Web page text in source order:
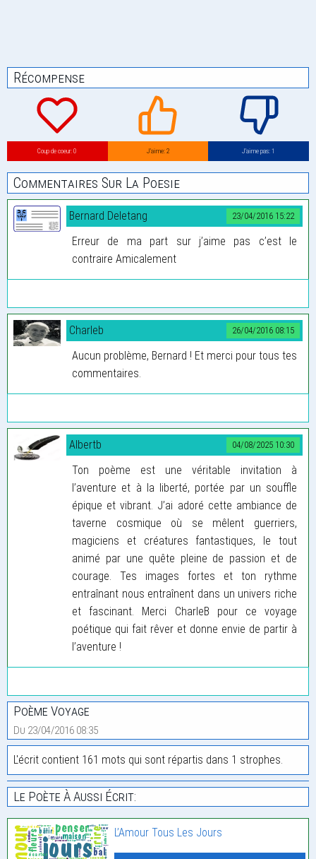
Récompense
Coup de coeur: 0 J’aime: 2 J’aime pas: 1
Commentaires Sur La Poesie
23/04/2016 15:22
Bernard Deletang
Erreur de ma part sur j’aime pas c’est le
contraire Amicalement
26/04/2016 08:15
Charleb
Aucun problème, Bernard ! Et merci pour tous tes
commentaires.
04/08/2025 10:30
Albertb
Ton poème est une véritable invitation à
l’aventure et à la liberté, portée par un souffle
épique et vibrant. J’ai adoré cette ambiance de
taverne cosmique où se mêlent guerriers,
magiciens et créatures fantastiques, le tout
animé par une quête pleine de passion et de
courage. Tes images fortes et ton rythme
entraînant nous entraînent dans un univers riche
et fascinant. Merci CharleB pour ce voyage
poétique qui fait rêver et donne envie de partir à
l’aventure !
Poème Voyage
Du 23/04/2016 08:35
L'écrit contient 161 mots qui sont répartis dans 1 strophes.
Le Poète À Aussi Écrit:
L’Amour Tous Les Jours